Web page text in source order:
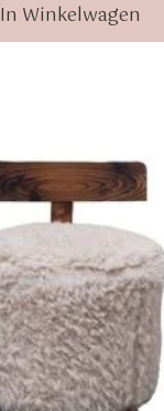
In Winkelwagen